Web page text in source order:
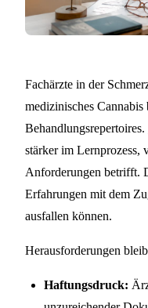
Fachärzte in der
medizinisches Cannabis
Behandlungsrepertoires.
stärker im Lernprozess,
Anforderungen betrifft.
Erfahrungen mit dem
ausfallen können.
Herausforderungen
Haftungsdruck: